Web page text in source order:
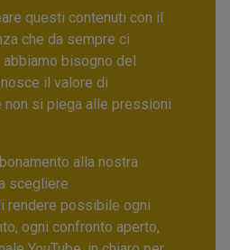
questi contenuti con il
che da sempre ci
bisogno del
il valore di
non si piega alle pressioni
alla nostra
scegliere
rendere possibile ogni
ogni confronto aperto,